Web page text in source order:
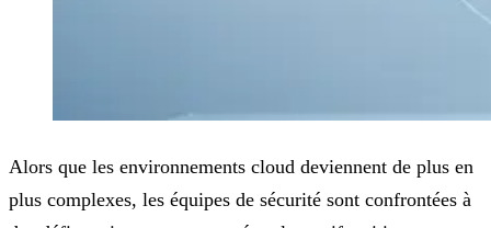
Alors que les environnements cloud deviennent de plus en
plus complexes, les équipes de sécurité sont confrontées à